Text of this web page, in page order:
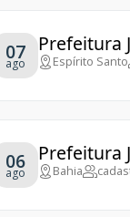
07
ago
Prefeitura
Espírito Santo
06
ago
Prefeitura
Bahia